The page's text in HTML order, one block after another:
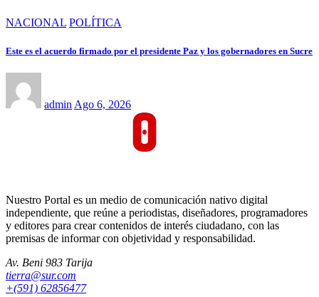
NACIONAL POLÍTICA
Este es el acuerdo firmado por el presidente Paz y los gobernadores en Sucre
admin Ago 6, 2026
Nuestro Portal es un medio de comunicación nativo digital
independiente, que reúne a periodistas, diseñadores, programadores
y editores para crear contenidos de interés ciudadano, con las
premisas de informar con objetividad y responsabilidad.
Av. Beni 983 Tarija
tierra@sur.com
+(591) 62856477